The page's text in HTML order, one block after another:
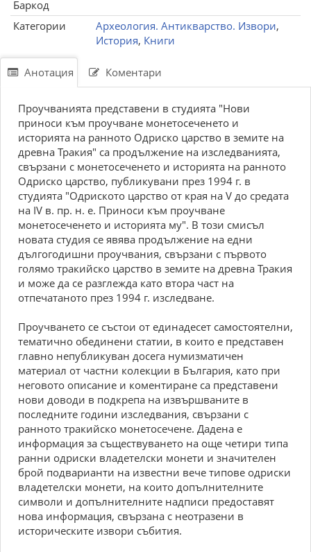
Баркод
Категории
Археология. Антикварство. Извори,
История, Книги
Анотация Коментари
Проучванията представени в студията "Нови
приноси към проучване монетосеченето и
историята на ранното Одриско царство в земите на
древна Тракия" са продължение на изследванията,
свързани с монетосеченето и историята на ранното
Одриско царство, публикувани през 1994 г. в
студията "Одриското царство от края на V до средата
на IV в. пр. н. е. Приноси към проучване
монетосеченето и историята му". В този смисъл
новата студия се явява продължение на едни
дългогодишни проучвания, свързани с първото
голямо тракийско царство в земите на древна Тракия
и може да се разглежда като втора част на
отпечатаното през 1994 г. изследване.
Проучването се състои от единадесет самостоятелни,
тематично обединени статии, в които е представен
главно непубликуван досега нумизматичен
материал от частни колекции в България, като при
неговото описание и коментиране са представени
нови доводи в подкрепа на извършваните в
последните години изследвания, свързани с
ранното тракийско монетосечене. Дадена е
информация за съществуването на още четири типа
ранни одриски владетелски монети и значителен
брой подварианти на известни вече типове одриски
владетелски монети, на които допълнителните
символи и допълнителните надписи предоставят
нова информация, свързана с неотразени в
историческите извори събития.